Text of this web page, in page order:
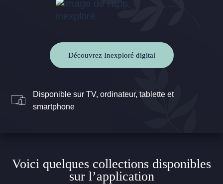
Découvrez Inexploré digital
Disponible sur TV, ordinateur, tablette et
smartphone
Voici quelques collections disponibles
sur l’application